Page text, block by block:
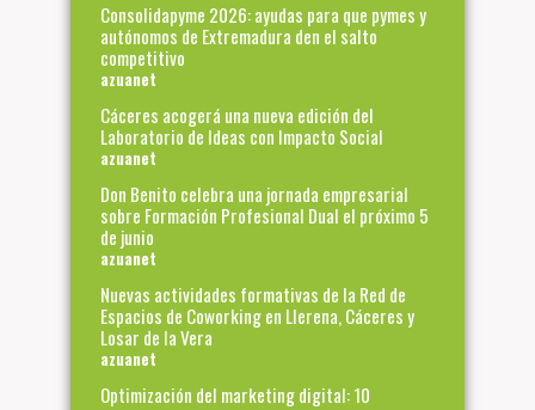
Consolidapyme 2026: ayudas para que pymes y
autónomos de Extremadura den el salto
competitivo
azuanet
Cáceres acogerá una nueva edición del
Laboratorio de Ideas con Impacto Social
azuanet
Don Benito celebra una jornada empresarial
sobre Formación Profesional Dual el próximo 5
de junio
azuanet
Nuevas actividades formativas de la Red de
Espacios de Coworking en Llerena, Cáceres y
Losar de la Vera
azuanet
Optimización del marketing digital: 10